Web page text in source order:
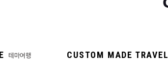
테마여행 CUSTOM MADE TRAVEL